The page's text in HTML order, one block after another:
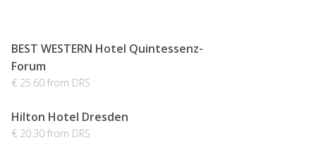
BEST WESTERN Hotel Quintessenz-
Forum
€ 25.60 from DRS
Hilton Hotel Dresden
€ 20.30 from DRS